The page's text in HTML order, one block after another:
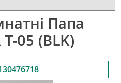
Папа
05 (BLK)